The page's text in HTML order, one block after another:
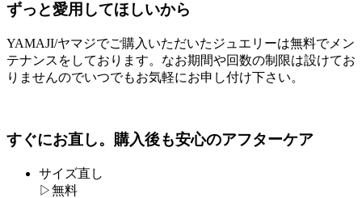
ずっと愛用してほしいから
YAMAJI/ヤマジでご購入いただいたジュエリーは無料でメン
テナンスをしております。なお期間や回数の制限は設けてお
りませんのでいつでもお気軽にお申し付け下さい。
すぐにお直し。購入後も安心のアフターケア
サイズ直し
▷無料